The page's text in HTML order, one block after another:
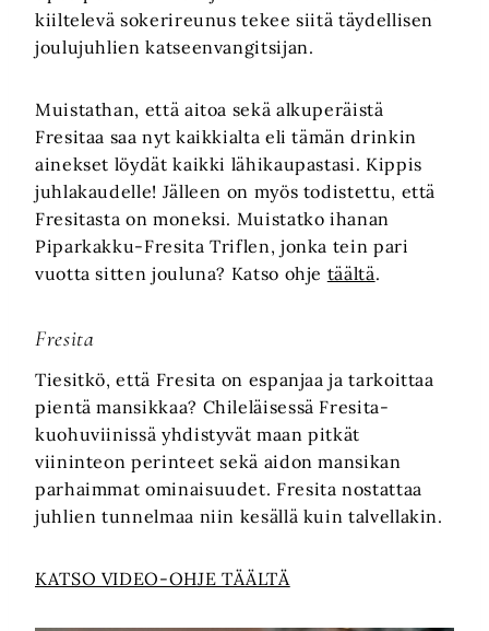
kiiltelevä sokerireunus tekee siitä täydellisen
joulujuhlien katseenvangitsijan.
Muistathan, että aitoa sekä alkuperäistä
Fresitaa saa nyt kaikkialta eli tämän drinkin
ainekset löydät kaikki lähikaupastasi. Kippis
juhlakaudelle! Jälleen on myös todistettu, että
Fresitasta on moneksi. Muistatko ihanan
Piparkakku-Fresita Triflen, jonka tein pari
vuotta sitten jouluna? Katso ohje täältä.
Fresita
Tiesitkö, että Fresita on espanjaa ja tarkoittaa
pientä mansikkaa? Chileläisessä Fresita-
kuohuviinissä yhdistyvät maan pitkät
viininteon perinteet sekä aidon mansikan
parhaimmat ominaisuudet. Fresita nostattaa
juhlien tunnelmaa niin kesällä kuin talvellakin.
KATSO VIDEO-OHJE TÄÄLTÄ